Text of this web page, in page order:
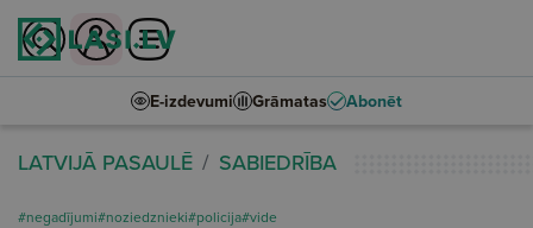
E-izdevumi Grāmatas Abonēt
LATVIJĀ PASAULĒ SABIEDRĪBA
#negadījumi#noziedznieki#policija#vide